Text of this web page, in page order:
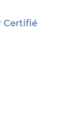
Certifié